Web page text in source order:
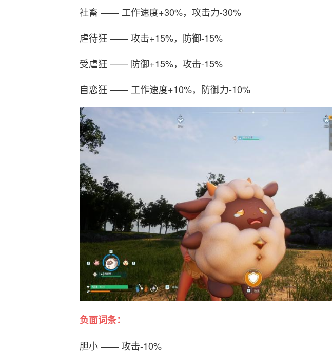
社畜 —— 工作速度+30%，攻击力-30%
虐待狂 —— 攻击+15%，防御-15%
受虐狂 —— 防御+15%，攻击-15%
自恋狂 —— 工作速度+10%，防御力-10%
负面词条：
胆小 —— 攻击-10%